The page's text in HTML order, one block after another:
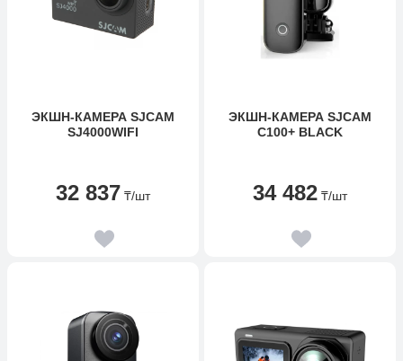
ЭКШН-КАМЕРА SJCAM
SJ4000WIFI
32 837 ₸/шт
ЭКШН-КАМЕРА SJCAM
C100+ BLACK
34 482 ₸/шт